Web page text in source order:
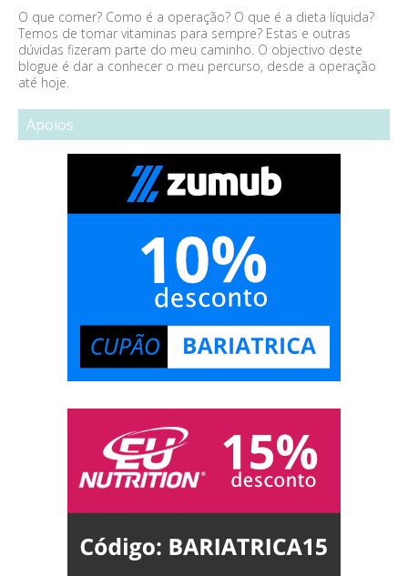
O que comer? Como é a operação? O que é a dieta líquida?
Temos de tomar vitaminas para sempre? Estas e outras
dúvidas fizeram parte do meu caminho. O objectivo deste
blogue é dar a conhecer o meu percurso, desde a operação
até hoje.
Apoios